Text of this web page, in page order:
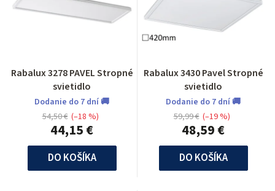
Rabalux 3278 PAVEL Stropné
svietidlo
Dodanie do 7 dní 🚚
44,15 €
54,50 € (–18 %)
DO KOŠÍKA
Rabalux 3430 Pavel Stropné
svietidlo
Dodanie do 7 dní 🚚
48,59 €
59,99 € (–19 %)
DO KOŠÍKA